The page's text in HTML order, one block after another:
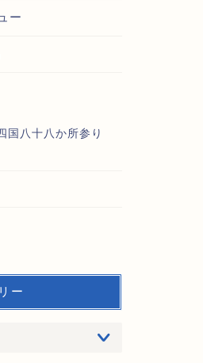
ー
八十八か所参り
ー